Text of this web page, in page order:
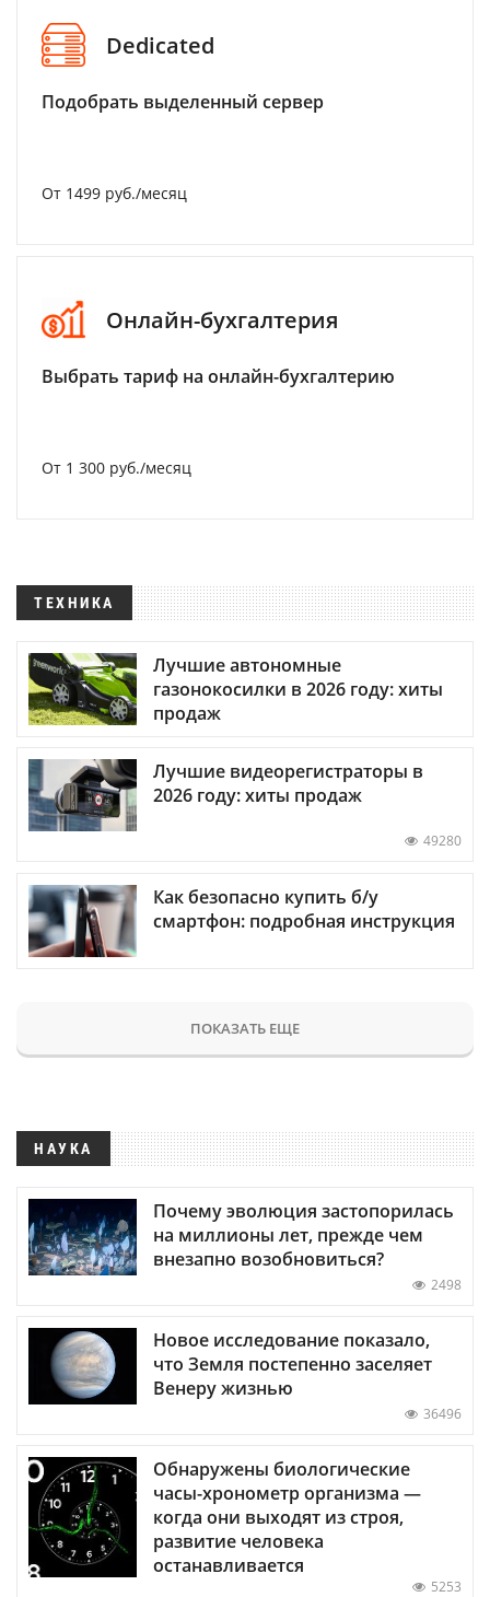
Dedicated
Подобрать выделенный сервер
От 1499 руб./месяц
Онлайн-бухгалтерия
Выбрать тариф на онлайн-бухгалтерию
От 1 300 руб./месяц
ТЕХНИКА
Лучшие автономные
газонокосилки в 2026 году: хиты
продаж
Лучшие видеорегистраторы в
2026 году: хиты продаж
49280
Как безопасно купить б/у
смартфон: подробная инструкция
ПОКАЗАТЬ ЕЩЕ
НАУКА
Почему эволюция застопорилась
на миллионы лет, прежде чем
внезапно возобновиться?
2498
Новое исследование показало,
что Земля постепенно заселяет
Венеру жизнью
36496
Обнаружены биологические
часы-хронометр организма —
когда они выходят из строя,
развитие человека
останавливается
5253